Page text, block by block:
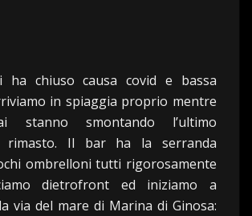
ha chiuso causa covid e bassa
in spiaggia proprio mentre
stanno smontando l’ultimo
rimasto. Il bar ha la serranda
ombrelloni tutti rigorosamente
dietrofront ed iniziamo a
via del mare di Marina di Ginosa: